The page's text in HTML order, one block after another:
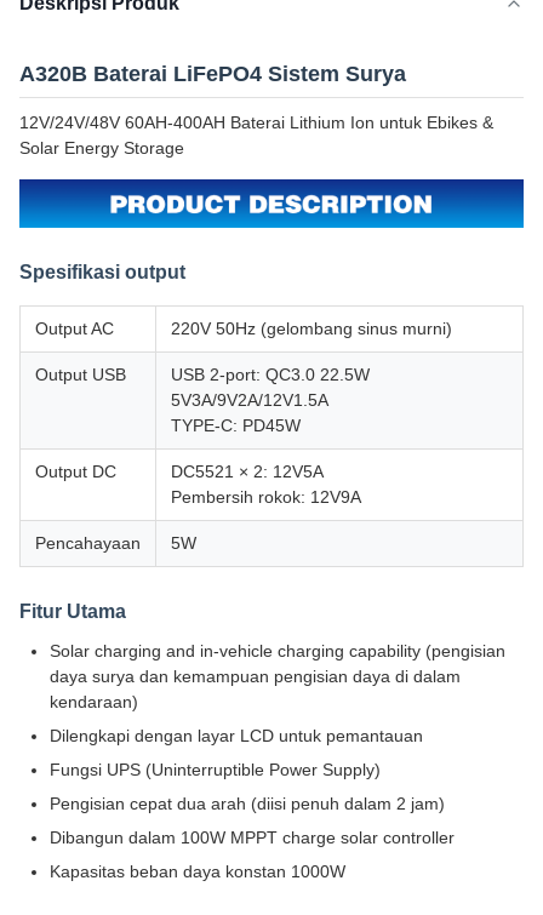
A320B Baterai LiFePO4 Sistem Surya
12V/24V/48V 60AH-400AH Baterai Lithium Ion untuk Ebikes &
Solar Energy Storage
Spesifikasi output
Output AC 220V 50Hz (gelombang sinus murni)
Output USB
USB 2-port: QC3.0 22.5W
5V3A/9V2A/12V1.5A
TYPE-C: PD45W
Output DC
DC5521 × 2: 12V5A
Pembersih rokok: 12V9A
Pencahayaan 5W
Fitur Utama
Solar charging and in-vehicle charging capability (pengisian
daya surya dan kemampuan pengisian daya di dalam
kendaraan)
Dilengkapi dengan layar LCD untuk pemantauan
Fungsi UPS (Uninterruptible Power Supply)
Pengisian cepat dua arah (diisi penuh dalam 2 jam)
Dibangun dalam 100W MPPT charge solar controller
Kapasitas beban daya konstan 1000W